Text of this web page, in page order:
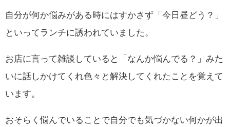
自分が何か悩みがある時にはすかさず「今日昼どう？」
といってランチに誘われていました。
お店に言って雑談していると「なんか悩んでる？」みた
いに話しかけてくれ色々と解決してくれたことを覚えて
います。
おそらく悩んでいることで自分でも気づかない何かが出